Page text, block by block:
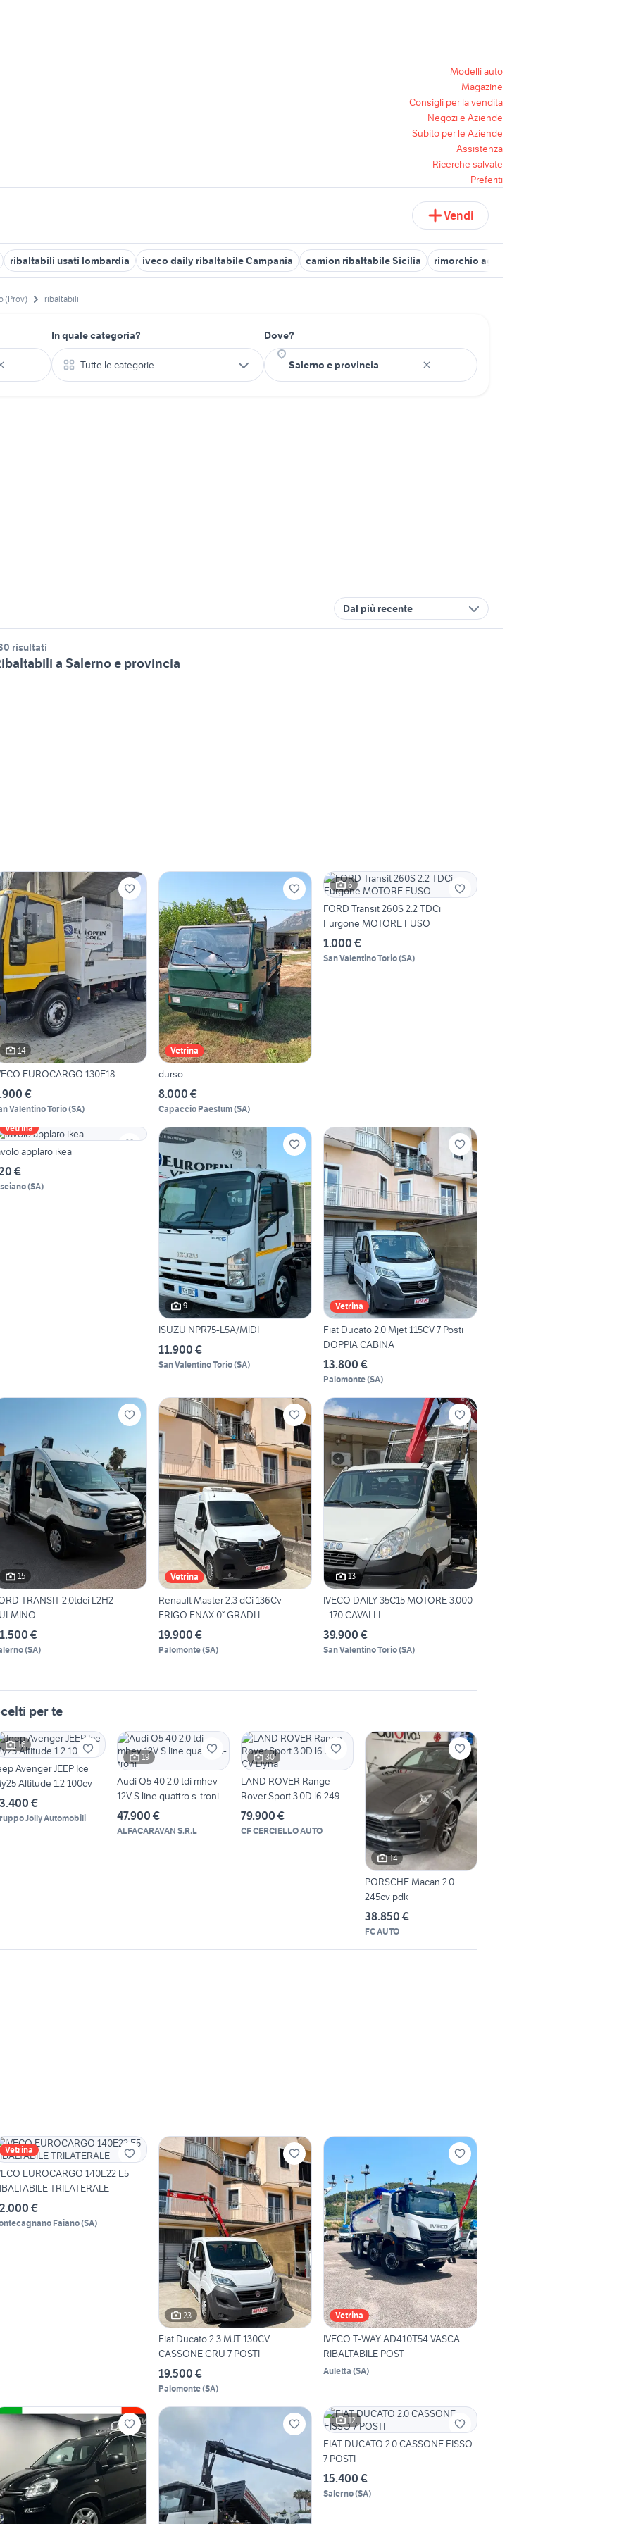
Modelli auto
Magazine
Consigli per la vendita
Negozi e Aziende
Subito per le Aziende
Assistenza
Ricerche salvate
Preferiti
Vendi
ribaltabili usati lombardia iveco daily ribaltabile Campania camion ribaltabile Sicilia rimorchio agricolo ribaltabile trilaterale
(Prov) ribaltabili
In quale categoria?
Tutte le categorie
Dove?
Dal più recente
risultati
a Salerno e provincia
14
EUROCARGO 130E18
€
Valentino Torio(SA)
Vetrina
durso
8.000 €
Capaccio Paestum(SA)
6
FORD Transit 260S 2.2 TDCi
Furgone MOTORE FUSO
1.000 €
San Valentino Torio(SA)
Vetrina
applaro ikea
€
(SA)
9
ISUZU NPR75-L5A/MIDI
11.900 €
San Valentino Torio(SA)
Vetrina
Fiat Ducato 2.0 Mjet 115CV 7 Posti
DOPPIA CABINA
13.800 €
Palomonte(SA)
15
TRANSIT 2.0tdci L2H2
€
(SA)
Vetrina
Renault Master 2.3 dCi 136Cv
FRIGO FNAX 0° GRADI L
19.900 €
Palomonte(SA)
13
IVECO DAILY 35C15 MOTORE 3.000
- 170 CAVALLI
39.900 €
San Valentino Torio(SA)
per te
16
Avenger JEEP Ice
Altitude 1.2 100cv
€
Jolly Automobili
19
Audi Q5 40 2.0 tdi mhev
12V S line quattro s-troni
47.900 €
ALFACARAVAN S.R.L
30
LAND ROVER Range
Rover Sport 3.0D l6 249 CV
Dyna
79.900 €
CF CERCIELLO AUTO
14
PORSCHE Macan 2.0
245cv pdk
38.850 €
FC AUTO
Vetrina
EUROCARGO 140E22 E5
TRILATERALE
€
Faiano(SA)
23
Fiat Ducato 2.3 MJT 130CV
CASSONE GRU 7 POSTI
19.500 €
Palomonte(SA)
Vetrina
IVECO T-WAY AD410T54 VASCA
RIBALTABILE POST
Auletta (SA)
12
FIAT DUCATO 2.0 CASSONE FISSO
7 POSTI
15.400 €
Salerno(SA)